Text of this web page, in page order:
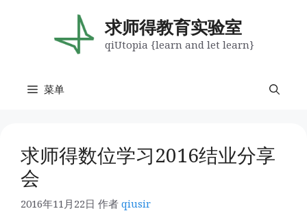
求师得教育实验室
qiUtopia {learn and let learn}
菜单
求师得数位学习2016结业分享
会
2016年11月22日 作者 qiusir